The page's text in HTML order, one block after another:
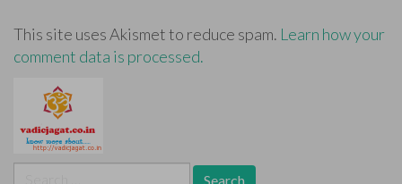
This site uses Akismet to reduce spam. Learn how your
comment data is processed.